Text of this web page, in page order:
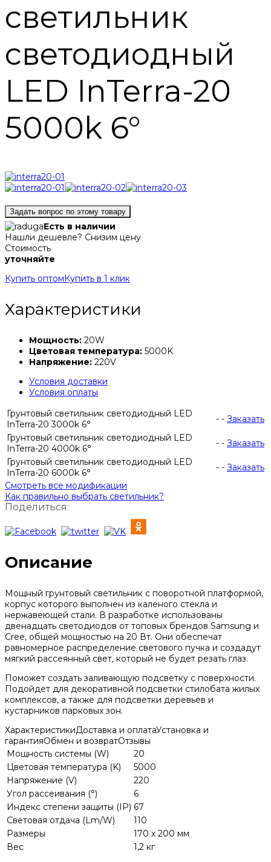
светильник
светодиодный
LED InTerra-20
5000k 6°
Задать вопрос по этому товару
Есть в наличии
Нашли дешевле? Снизим цену
Стоимость
уточняйте
Купить оптом Купить в 1 клик
Характеристики
Мощность: 20W
Цветовая температура: 5000K
Напряжение: 220V
Условия доставки
Условия оплаты
Грунтовый светильник светодиодный LED
InTerra-20 3000k 6°
- - Заказать
Грунтовый светильник светодиодный LED
InTerra-20 4000k 6°
- - Заказать
Грунтовый светильник светодиодный LED
InTerra-20 6000k 6°
- - Заказать
Смотреть все модификации
Как правильно выбрать светильник?
Поделиться:
Описание
Мощный грунтовый светильник с поворотной платформой,
корпус которого выполнен из каленого стекла и
нержавеющей стали. В разработке использованы
двенадцать светодиодов от топовых брендов Samsung и
Cree, общей мощностью на 20 Вт. Они обеспечат
равномерное распределение светового пучка и создадут
мягкий рассеянный свет, который не будет резать глаз.
Поможет создать заливающую подсветку с поверхности.
Подойдет для декоративной подсветки стилобата жилых
комплексов, а также для подсветки деревьев и
кустарников парковых зон.
ХарактеристикиДоставка и оплатаУстановка и
гарантияОбмен и возвратОтзывы
Мощность системы (W)
20
Цветовая температура (K)
5000
Напряжение (V)
220
Угол рассеивания (°)
6
Индекс степени защиты (IP) 67
Световая отдача (Lm/W)
110
Размеры
170 x 200 мм
Вес
1,2 кг